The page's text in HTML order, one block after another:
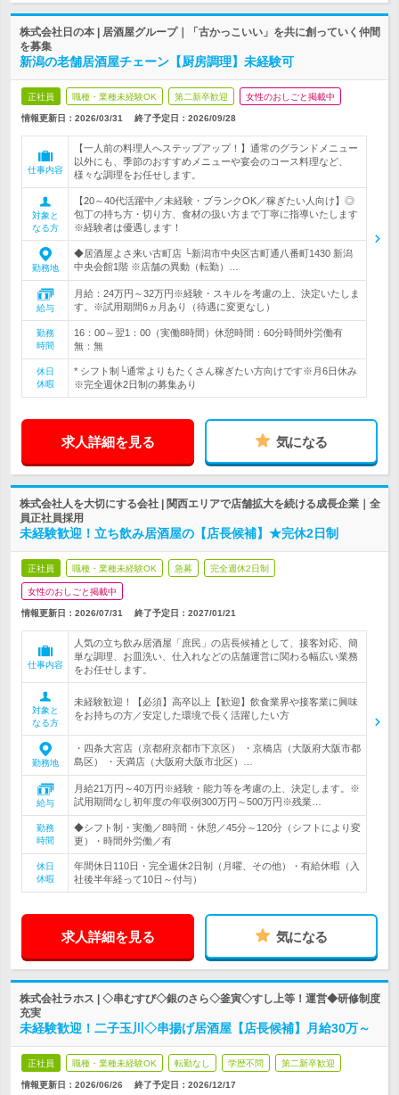
株式会社日の本 | 居酒屋グループ｜「古かっこいい」を共に創っていく仲間
を募集
新潟の老舗居酒屋チェーン【厨房調理】未経験可
正社員 職種・業種未経験OK 第二新卒歓迎 女性のおしごと掲載中
情報更新日：2026/03/31 終了予定日： 2026/09/28
仕事内容
【一人前の料理人へステップアップ！】通常のグランドメニュー
以外にも、季節のおすすめメニューや宴会のコース料理など、
様々な調理をお任せします。
対象と
なる方
【20～40代活躍中／未経験・ブランクOK／稼ぎたい人向け】◎
包丁の持ち方・切り方、食材の扱い方まで丁寧に指導いたします
※経験者は優遇します！
勤務地
◆居酒屋よさ来い古町店 └新潟市中央区古町通八番町1430 新潟
中央会館1階 ※店舗の異動（転勤）…
給与
月給：24万円～32万円※経験・スキルを考慮の上、決定いたしま
す。※試用期間6ヵ月あり（待遇に変更なし）
勤務
時間
16：00～翌1：00（実働8時間）休憩時間：60分時間外労働有
無：無
休日
休暇
* シフト制└通常よりもたくさん稼ぎたい方向けです※月6日休み
※完全週休2日制の募集あり
求人詳細を見る 気になる
株式会社人を大切にする会社 | 関西エリアで店舗拡大を続ける成長企業｜全
員正社員採用
未経験歓迎！立ち飲み居酒屋の【店長候補】★完休2日制
正社員 職種・業種未経験OK 急募 完全週休2日制
女性のおしごと掲載中
情報更新日：2026/07/31 終了予定日： 2027/01/21
仕事内容
人気の立ち飲み居酒屋「庶民」の店長候補として、接客対応、簡
単な調理、お皿洗い、仕入れなどの店舗運営に関わる幅広い業務
をお任せします。
対象と
なる方
未経験歓迎！【必須】高卒以上【歓迎】飲食業界や接客業に興味
をお持ちの方／安定した環境で長く活躍したい方
勤務地
・四条大宮店（京都府京都市下京区） ・京橋店（大阪府大阪市都
島区） ・天満店（大阪府大阪市北区）…
給与
月給21万円～40万円※経験・能力等を考慮の上、決定します。※
試用期間なし初年度の年収例300万円～500万円※残業…
勤務
時間
◆シフト制・実働／8時間・休憩／45分～120分（シフトにより変
更）・時間外労働／有
休日
休暇
年間休日110日・完全週休2日制（月曜、その他）・有給休暇（入
社後半年経って10日～付与）
求人詳細を見る 気になる
株式会社ラホス | ◇串むすび◇銀のさら◇釜寅◇すし上等！運営◆研修制度
充実
未経験歓迎！二子玉川◇串揚げ居酒屋【店長候補】月給30万～
正社員 職種・業種未経験OK 転勤なし 学歴不問 第二新卒歓迎
情報更新日：2026/06/26 終了予定日： 2026/12/17